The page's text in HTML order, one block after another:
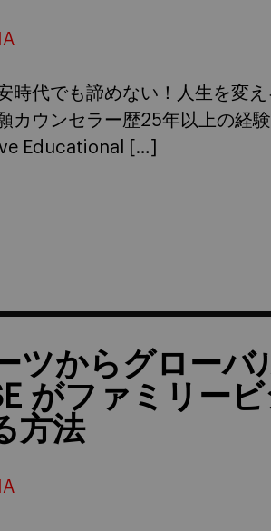
時代でも諦めない！人生を変
カウンセラー歴25年以上の経
Educational […]
ツからグローバ
がファミリー
方法